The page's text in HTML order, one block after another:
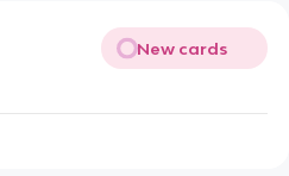
New cards